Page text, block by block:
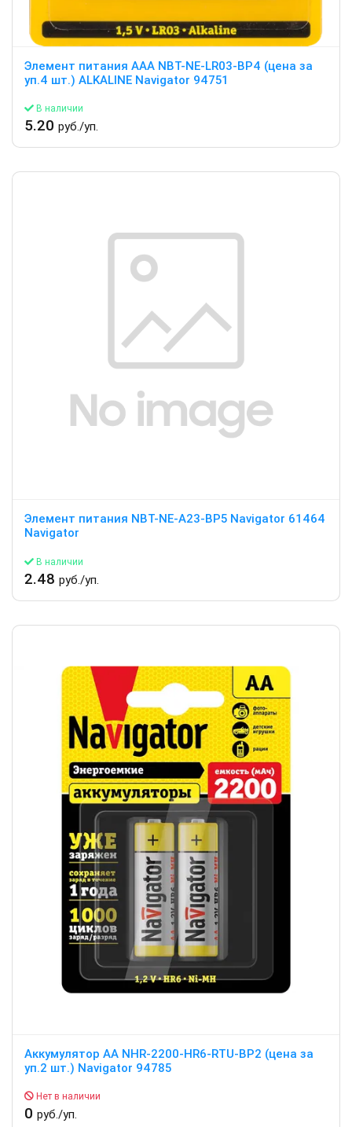
Элемент питания ААА NBT-NE-LR03-BP4 (цена за
уп.4 шт.) ALKALINE Navigator 94751
В наличии
5.20 руб./уп.
Элемент питания NBT-NE-A23-BP5 Navigator 61464
Navigator
В наличии
2.48 руб./уп.
Аккумулятор АА NHR-2200-HR6-RTU-BP2 (цена за
уп.2 шт.) Navigator 94785
Нет в наличии
0 руб./уп.